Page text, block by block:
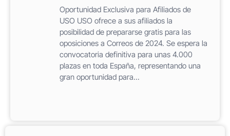
Oportunidad Exclusiva para Afiliados de
USO USO ofrece a sus afiliados la
posibilidad de prepararse gratis para las
oposiciones a Correos de 2024. Se espera la
convocatoria definitiva para unas 4.000
plazas en toda España, representando una
gran oportunidad para...